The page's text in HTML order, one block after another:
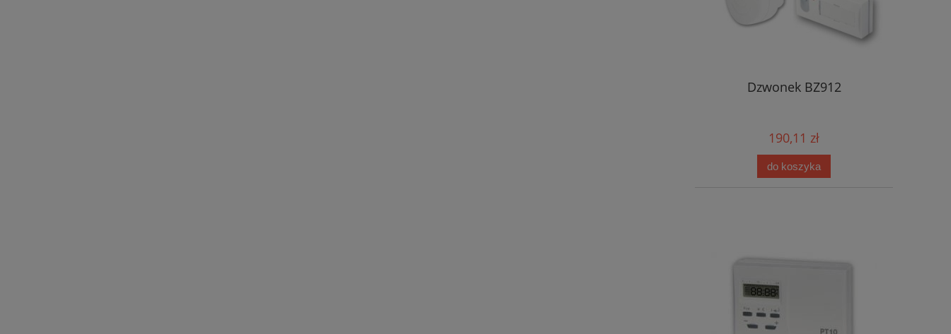
Dzwonek BZ912
190,11 zł
do koszyka